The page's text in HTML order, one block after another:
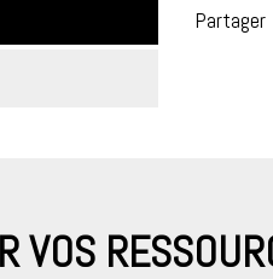
Partager
VOS